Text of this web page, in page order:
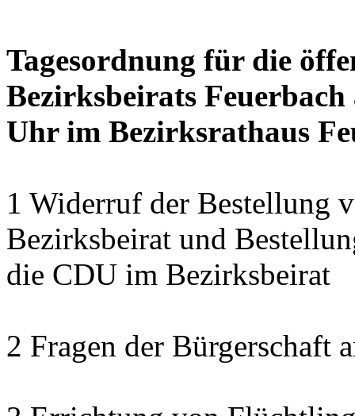
Tagesordnung für die
Bezirksbeirats
Uhr im Bezirksrathaus
1 Widerruf der Bestellung
Bezirksbeirat und
die CDU im Bezirksbeirat
2 Fragen der Bürgerschaft